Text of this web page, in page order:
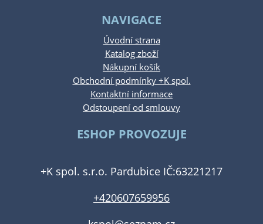
NAVIGACE
Úvodní strana
Katalog zboží
Nákupní košík
Obchodní podmínky +K spol.
Kontaktní informace
Odstoupení od smlouvy
ESHOP PROVOZUJE
+K spol. s.r.o. Pardubice IČ:63221217
+420607659956